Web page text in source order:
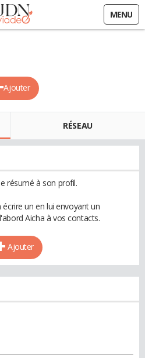
MENU
Ajouter
RÉSEAU
résumé à son profil.
un en lui envoyant un
Aicha à vos contacts.
Ajouter